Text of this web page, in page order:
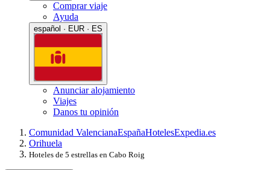
Comprar viaje
Ayuda
español · EUR · ES
Anunciar alojamiento
Viajes
Danos tu opinión
Comunidad ValencianaEspañaHotelesExpedia.es
Orihuela
Hoteles de 5 estrellas en Cabo Roig